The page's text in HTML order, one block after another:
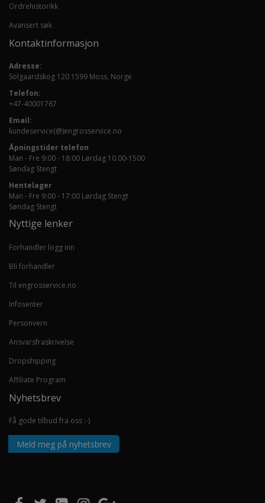
Ordrehistorikk
Avansert søk
Kontaktinformasjon
Adresse:
Solgaardskog 120 1599 Moss, Norge
Telefon:
+47-40001767
Email:
kundeservice(@)engrosservice.no
Åpningstider telefon
Man - Fre 9:00 - 18:00 Lørdag 10.00-1500
Søndag Stengt
Hentelager
Man - Fre 9:00 - 17:00 Lørdag Stengt
Søndag Stengt
Nyttige lenker
Forhandler logg inn
Bli forhandler
Til engrosservice.no
Infosenter
Personvern
Ansvarsfraskrivelse
Dropshipping
Affiliate Program
Nyhetsbrev
Få gode tilbud fra oss :-)
Meld meg på nyhetsbrev